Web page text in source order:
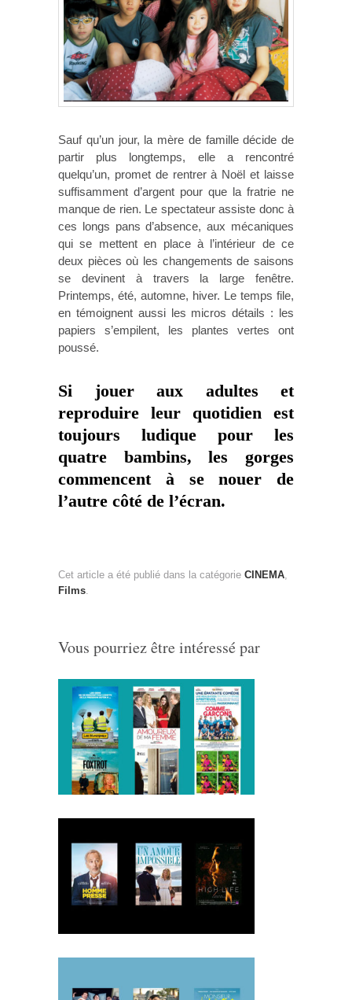
Sauf qu’un jour, la mère de famille décide de
partir plus longtemps, elle a rencontré
quelqu’un, promet de rentrer à Noël et laisse
suffisamment d’argent pour que la fratrie ne
manque de rien. Le spectateur assiste donc à
ces longs pans d’absence, aux mécaniques
qui se mettent en place à l’intérieur de ce
deux pièces où les changements de saisons
se devinent à travers la large fenêtre.
Printemps, été, automne, hiver. Le temps file,
en témoignent aussi les micros détails : les
papiers s’empilent, les plantes vertes ont
poussé.
Si jouer aux adultes et
reproduire leur quotidien est
toujours ludique pour les
quatre bambins, les gorges
commencent à se nouer de
l’autre côté de l’écran.
Cet article a été publié dans la catégorie CINEMA
Films
Vous pourriez être intéressé par